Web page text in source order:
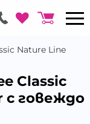
Nature Line
Classic
с говеждо